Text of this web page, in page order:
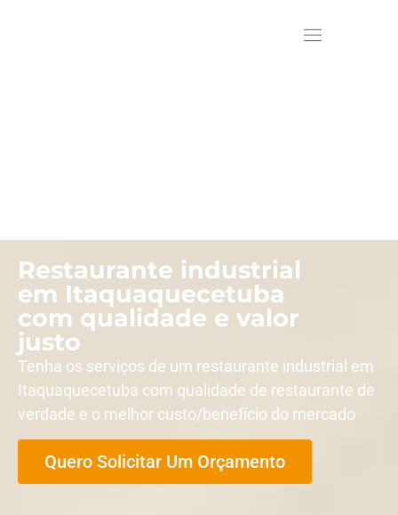
Restaurante industrial
em Itaquaquecetuba
com qualidade e valor
justo
Tenha os serviços de um restaurante industrial em
Itaquaquecetuba com qualidade de restaurante de
verdade e o melhor custo/benefício do mercado
Quero Solicitar Um Orçamento